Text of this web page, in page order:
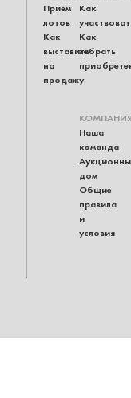
Приём
лотов
Как
выставить
на
продажу
Как
Как
забрать
Наша
команда
дом
Общие
правила
и
условия